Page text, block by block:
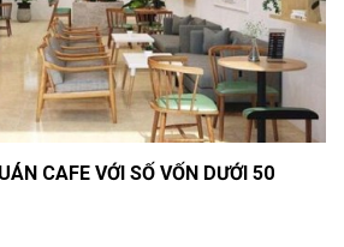
CAFE VỚI SỐ VỐN DƯỚI 50